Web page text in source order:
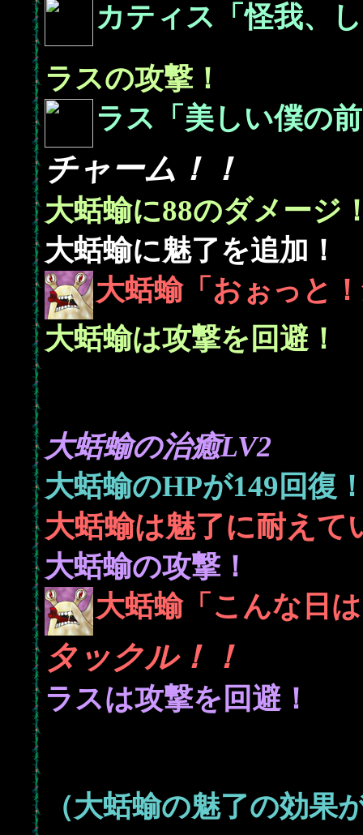
カティス「怪我、
ラスの攻撃！
ラス「美しい僕の
チャーム！！
大蛞蝓に88のダメージ
大蛞蝓に魅了を追加！
大蛞蝓「おぉっと
大蛞蝓は攻撃を回避！
大蛞蝓の治癒LV2
大蛞蝓のHPが149 回復
大蛞蝓は魅了に耐えて
大蛞蝓の攻撃！
大蛞蝓「こんな日
タックル！！
ラスは攻撃を回避！
（大蛞蝓の魅了の効果